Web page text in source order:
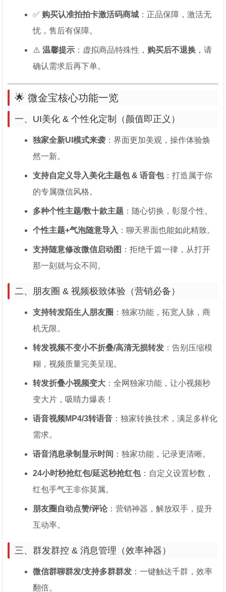
✅ 购买认准拍拍卡激活码商城 ：正品保障，激活无
忧，售后有保障。
⚠️温馨提示 ：虚拟商品特殊性， 购买后不退换 ，请
确认需求后再下单。
🌟 微金宝核心功能一览
一、UI美化 & 个性化定制（颜值即正义）
独家全新UI模式来袭 ：界面更加美观，操作体验焕
然一新。
支持自定义导入美化主题包 & 语音包：打造属于你
的专属微信风格。
多种个性主题/数十款主题 ：随心切换，彰显个性。
个性主题+气泡随意导入 ：聊天界面也能如此精致。
支持随意修改微信启动图 ：拒绝千篇一律，从打开
那一刻就与众不同。
二、朋友圈 & 视频极致体验（营销必备）
支持转发陌生人朋友圈 ：独家功能，拓宽人脉，商
机无限。
转发视频不变小不折叠/高清无损转发 ：告别压缩模
糊，视频质量完美呈现。
转发折叠小视频变大 ：全网独家功能，让小视频秒
变大片，吸睛力爆表！
语音视频MP4/3转语音 ：独家转换技术，满足多样化
需求。
语音消息录制显示时间 ：独家功能，记录更清晰。
24小时秒抢红包/延迟秒抢红包：自定义设置秒数，
红包手气王非你莫属。
朋友圈自动点赞/评论：营销神器，解放双手，提升
互动率。
三、群发群控 & 消息管理（效率神器）
微信群聊群发/支持多群群发 ：一键触达千群，效率
翻倍。